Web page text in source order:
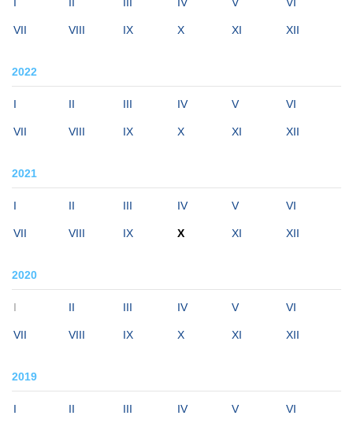
VII VIII IX X XI XII
2022
I II III IV V VI
VII VIII IX X XI XII
2021
I II III IV V VI
VII VIII IX X XI XII
2020
I II III IV V VI
VII VIII IX X XI XII
2019
I II III IV V VI